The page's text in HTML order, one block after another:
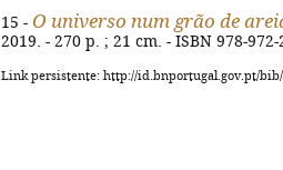
15 - O universo num grão de
2019. - 270 p. ; 21 cm. - ISBN 978-972-
Link persistente: http://id.bnportugal.gov.pt/